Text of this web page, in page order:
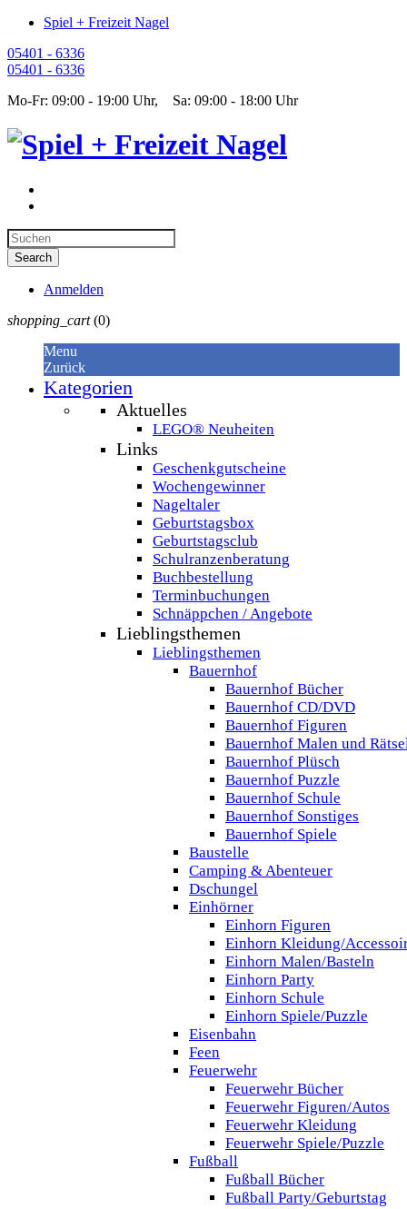
Spiel + Freizeit Nagel
05401 - 6336
05401 - 6336
Mo-Fr: 09:00 - 19:00 Uhr, Sa: 09:00 - 18:00 Uhr
Anmelden
shopping_cart (0)
Menu
Zurück
Kategorien
Aktuelles
LEGO® Neuheiten
Links
Geschenkgutscheine
Wochengewinner
Nageltaler
Geburtstagsbox
Geburtstagsclub
Schulranzenberatung
Buchbestellung
Terminbuchungen
Schnäppchen / Angebote
Lieblingsthemen
Lieblingsthemen
Bauernhof
Bauernhof Bücher
Bauernhof CD/DVD
Bauernhof Figuren
Bauernhof Malen und
Bauernhof Plüsch
Bauernhof Puzzle
Bauernhof Schule
Bauernhof Sonstiges
Bauernhof Spiele
Baustelle
Camping & Abenteuer
Dschungel
Einhörner
Einhorn Figuren
Einhorn Kleidung/
Einhorn Malen/Basteln
Einhorn Party
Einhorn Schule
Einhorn Spiele/Puzzle
Eisenbahn
Feen
Feuerwehr
Feuerwehr Bücher
Feuerwehr Figuren/Autos
Feuerwehr Kleidung
Feuerwehr Spiele/Puzzle
Fußball
Fußball Bücher
Fußball Party/Geburtstag